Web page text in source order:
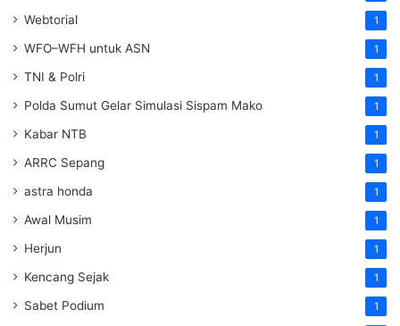
Webtorial 1
WFO–WFH untuk ASN 1
TNI & Polri 1
Polda Sumut Gelar Simulasi Sispam Mako 1
Kabar NTB 1
ARRC Sepang 1
astra honda 1
Awal Musim 1
Herjun 1
Kencang Sejak 1
Sabet Podium 1